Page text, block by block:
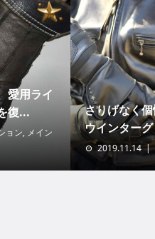
愛用ライ
復...
ョン, メイン
さりげなく
ウインター
2019.11.14